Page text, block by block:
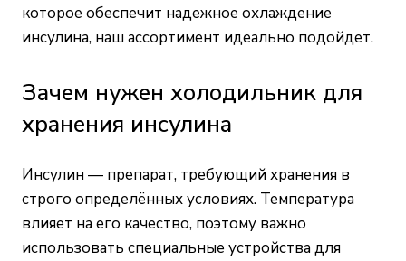
которое обеспечит надежное охлаждение
инсулина, наш ассортимент идеально подойдет.
Зачем нужен холодильник для
хранения инсулина
Инсулин — препарат, требующий хранения в
строго определённых условиях. Температура
влияет на его качество, поэтому важно
использовать специальные устройства для